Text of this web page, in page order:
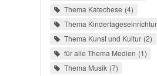
Thema Katechese 4
Thema
Thema Kunst und Kultur 2
für alle Thema Medien 1
Thema Musik 7